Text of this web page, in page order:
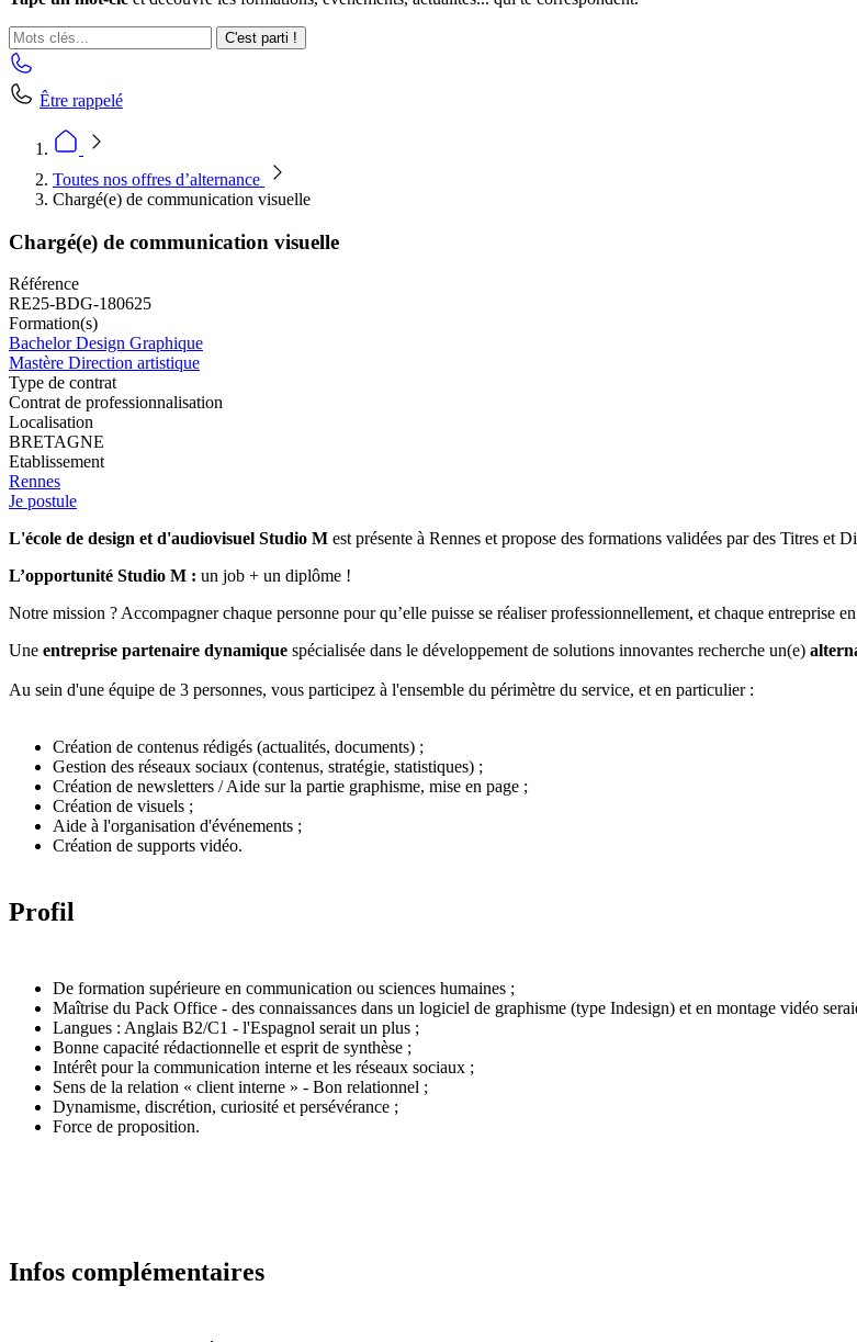
C'est parti !
Être rappelé
Toutes nos offres d’alternance
Chargé(e) de communication visuelle
Chargé(e) de communication visuelle
Référence
RE25-BDG-180625
Formation(s)
Bachelor Design Graphique
Mastère Direction artistique
Type de contrat
Contrat de professionnalisation
Localisation
BRETAGNE
Etablissement
Rennes
Je postule
L'école de design et d'audiovisuel Studio M est présente à Rennes et propose des formations validées par des Titres et
L’opportunité Studio M : un job + un diplôme !
Notre mission ? Accompagner chaque personne pour qu’elle puisse se réaliser professionnellement, et chaque entreprise
Une entreprise partenaire dynamique spécialisée dans le développement de solutions innovantes recherche un(e)
Au sein d'une équipe de 3 personnes, vous participez à l'ensemble du périmètre du service, et en particulier :
Création de contenus rédigés (actualités, documents) ;
Gestion des réseaux sociaux (contenus, stratégie, statistiques) ;
Création de newsletters / Aide sur la partie graphisme, mise en page ;
Création de visuels ;
Aide à l'organisation d'événements ;
Création de supports vidéo.
Profil
De formation supérieure en communication ou sciences humaines ;
Maîtrise du Pack Office - des connaissances dans un logiciel de graphisme (type Indesign) et en montage vidéo
Langues : Anglais B2/C1 - l'Espagnol serait un plus ;
Bonne capacité rédactionnelle et esprit de synthèse ;
Intérêt pour la communication interne et les réseaux sociaux ;
Sens de la relation « client interne » - Bon relationnel ;
Dynamisme, discrétion, curiosité et persévérance ;
Force de proposition.
Infos complémentaires